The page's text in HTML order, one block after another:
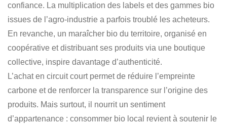
confiance. La multiplication des labels et des gammes bio
issues de l’agro-industrie a parfois troublé les acheteurs.
En revanche, un maraîcher bio du territoire, organisé en
coopérative et distribuant ses produits via une boutique
collective, inspire davantage d’authenticité.
L’achat en circuit court permet de réduire l’empreinte
carbone et de renforcer la transparence sur l’origine des
produits. Mais surtout, il nourrit un sentiment
d’appartenance : consommer bio local revient à soutenir le